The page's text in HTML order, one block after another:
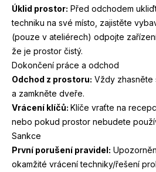
Úklid prostor: Před odchodem
techniku na své místo, zajistěte
(pouze v ateliérech) odpojte
že je prostor čistý.
Dokončení práce a odchod
Odchod z prostoru: Vždy zhasněte
a zamkněte dveře.
Vrácení klíčů: Klíče vraťte na
nebo pokud prostor nebudete
Sankce
První porušení pravidel:
okamžité vrácení techniky/​řešení